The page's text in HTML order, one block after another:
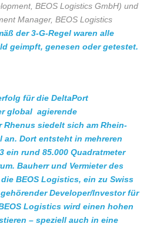
BEOS Logistics GmbH) und
Manager, BEOS Logistics
der 3-G-Regel waren alle
geimpft, genesen oder getestet.
für die DeltaPort
global agierende
siedelt sich am Rhein-
an. Dort entsteht in mehreren
ein rund 85.000 Quadratmeter
Bauherr und Vermieter des
BEOS Logistics, ein zu Swiss
Developer/Investor für
Logistics wird einen hohen
– speziell auch in eine